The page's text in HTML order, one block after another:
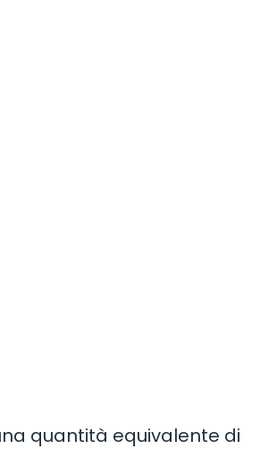
quantità equivalente di